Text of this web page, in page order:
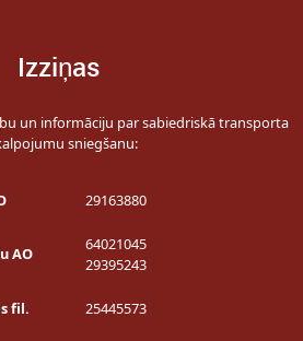
Izziņas
un informāciju par sabiedriskā transporta
sniegšanu:
29163880
AO
64021045
29395243
fil. 25445573